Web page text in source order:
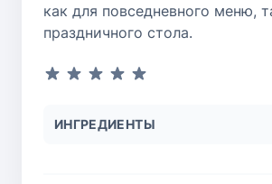
как для повседневного меню,
праздничного стола.
ИНГРЕДИЕНТЫ